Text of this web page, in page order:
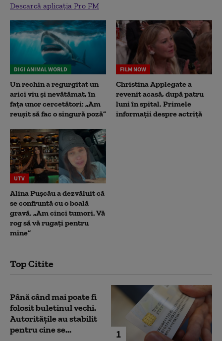
Descarcă aplicația Pro FM
DIGI ANIMAL WORLD
Un rechin a regurgitat un
arici viu și nevătămat, în
fața unor cercetători: „Am
reușit să fac o singură poză”
FILM NOW
Christina Applegate a
revenit acasă, după patru
luni în spital. Primele
informații despre actriță
UTV
Alina Pușcău a dezvăluit că
se confruntă cu o boală
gravă. „Am cinci tumori. Vă
rog să vă rugați pentru
mine”
Top Citite
1
Până când mai poate fi
folosit buletinul vechi.
Autoritățile au stabilit
pentru cine se...